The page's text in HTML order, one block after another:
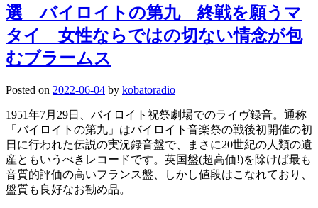
選 バイロイトの第九 終戦を願うマ
タイ 女性ならではの切ない情念が包
むブラームス
Posted on 2022-06-04 by kobatoradio
1951年7月29日、バイロイト祝祭劇場でのライヴ録音。通称
「バイロイトの第九」はバイロイト音楽祭の戦後初開催の初
日に行われた伝説の実況録音盤で、まさに20世紀の人類の遺
産ともいうべきレコードです。英国盤(超高価!)を除けば最も
音質的評価の高いフランス盤、しかし値段はこなれており、
盤質も良好なお勧め品。